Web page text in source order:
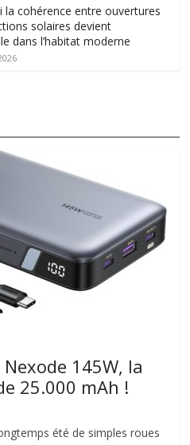
la cohérence entre ouvertures
solaires devient
dans l’habitat moderne
Nexode 145W, la
25.000 mAh !
été de simples roues